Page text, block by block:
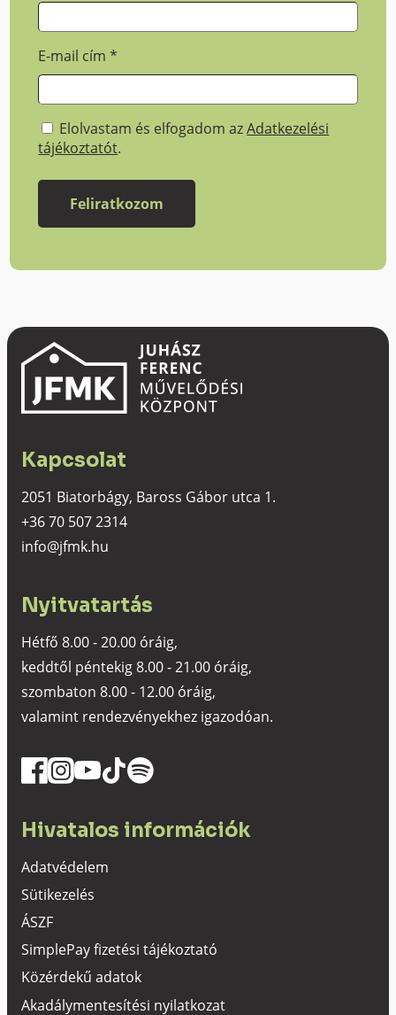
E-mail cím*
Elolvastam és elfogadom azAdatkezelési
tájékoztatót.
Kapcsolat
2051 Biatorbágy, Baross Gábor utca 1.
+36 70 507 2314
info@jfmk.hu
Nyitvatartás
Hétfő 8.00 - 20.00 óráig,
keddtől péntekig 8.00 - 21.00 óráig,
szombaton 8.00 - 12.00 óráig,
valamint rendezvényekhez igazodóan.
Hivatalos információk
Adatvédelem
Sütikezelés
ÁSZF
SimplePay fizetési tájékoztató
Közérdekű adatok
Akadálymentesítési nyilatkozat